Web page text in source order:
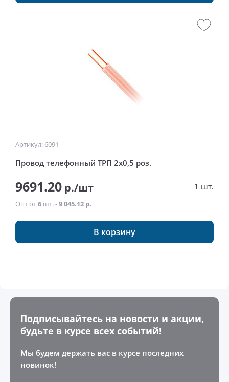
Артикул: 6091
Провод телефонный ТРП 2x0,5 роз.
9691.20 р./шт 1 шт.
Опт от6 шт. -9 045.12 р.
В корзину
Подписывайтесь на новости и акции,
будьте в курсе всех событий!
Мы будем держать вас в курсе последних
новинок!